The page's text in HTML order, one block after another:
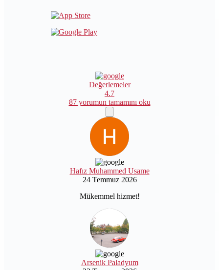
Değerlemeler
4.7
87 yorumun tamamını oku
Hafız Muhammed Usame
24 Temmuz 2026
Mükemmel hizmet!
Arsenik Paladyum